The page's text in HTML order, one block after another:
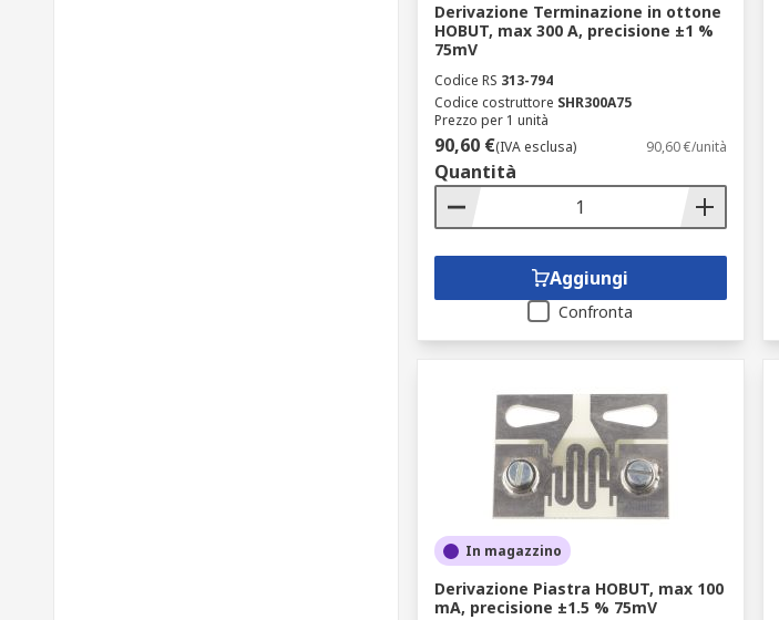
Derivazione Terminazione in ottone
HOBUT, max 300 A, precisione ±1 %
75mV
Codice RS 313-794
Codice costruttore SHR300A75
Prezzo per 1 unità
90,60 €(IVA esclusa) 90,60 €/unità
Quantità
Aggiungi
Confronta
In magazzino
Derivazione Piastra HOBUT, max 100
mA, precisione ±1.5 % 75mV